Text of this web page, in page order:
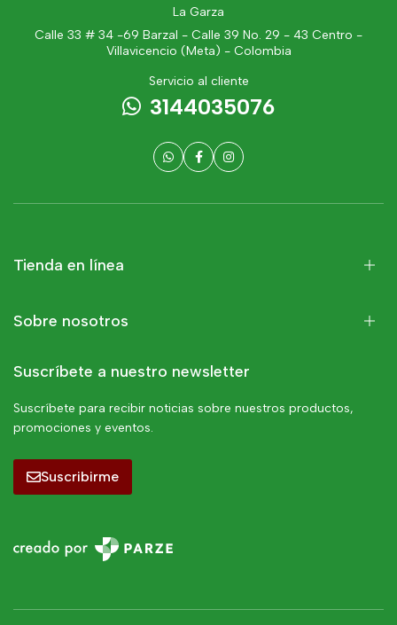
La Garza
Calle 33 # 34 -69 Barzal - Calle 39 No. 29 - 43 Centro -
Villavicencio (Meta) - Colombia
Servicio al cliente
3144035076
Tienda en línea
Sobre nosotros
Suscríbete a nuestro newsletter
Suscríbete para recibir noticias sobre nuestros productos,
promociones y eventos.
Suscribirme